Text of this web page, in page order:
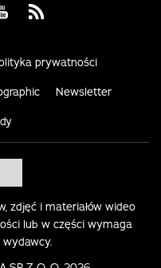
Instagram
us on Youtube
Visit us on Rss
prywatności
Newsletter
zdjęć i materiałów wideo
lub w części wymaga